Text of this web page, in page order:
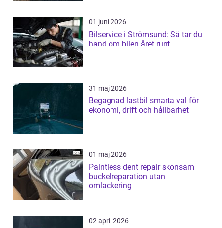
01 juni 2026
Bilservice i Strömsund: Så tar du
hand om bilen året runt
31 maj 2026
Begagnad lastbil smarta val för
ekonomi, drift och hållbarhet
01 maj 2026
Paintless dent repair skonsam
buckelreparation utan
omlackering
02 april 2026